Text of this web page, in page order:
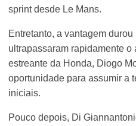
sprint desde Le Mans.
Entretanto, a vantagem
ultrapassaram rapidamente
estreante da Honda, Diogo
oportunidade para assumir a
iniciais.
Pouco depois, Di